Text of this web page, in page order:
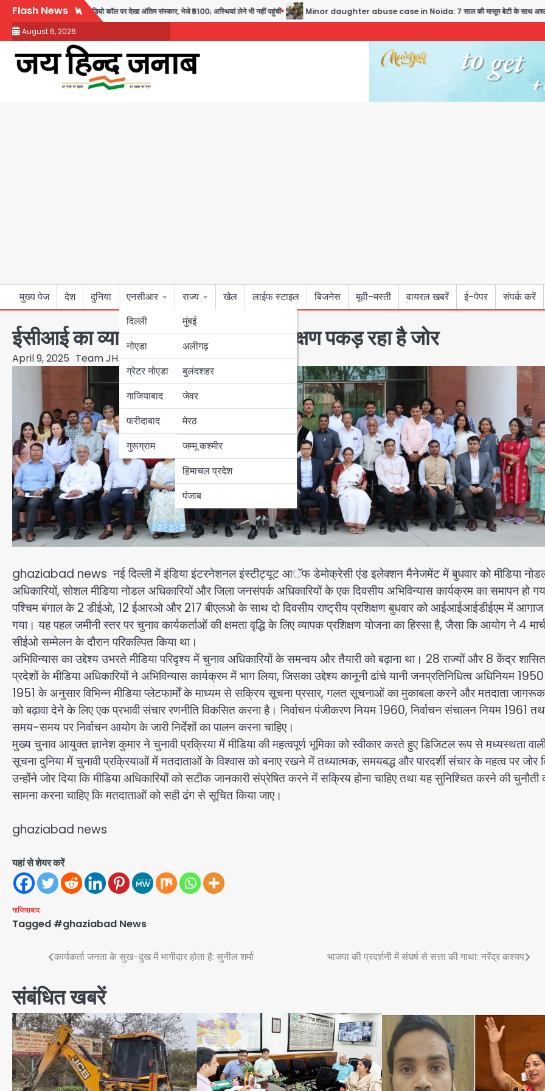
Skip
content
Flash News
तीनों बेटियों ने वीडियो कॉल पर देखा अंतिम संस्कार, भेजे ₹5100; अस्थियां लेने भी नहीं पहुंचीं Minor daughter abuse case in Noida: 7 साल की मासूम बेटी के साथ अश्लील हरकत करने
August 6, 2026
मुख्य पेज देश दुनिया
एनसीआर
दिल्ली
नोएडा
ग्रेटर नोएडा
गाजियाबाद
फरीदाबाद
गुरूग्राम
राज्य
मुंबई
उत्तर प्रदेश
अलीगढ़
बुलंदशहर
जेवर
मेरठ
बिहार
पंजाब
हरियाणा
जम्मू कश्मीर
हिमाचल प्रदेश
पंजाब
खेल लाईफ स्टाइल बिजनेस मूवी-मस्ती वायरल खबरें ई-पेपर संपर्क करें
ईसीआई का व्यापक जमीनी स्तर का प्रशिक्षण पकड़ रहा है जोर
April 9, 2025 Team JHJ
ghaziabad news नई दिल्ली में इंडिया इंटरनेशनल इंस्टीट्यूट आॅफ डेमोक्रेसी एंड इलेक्शन मैनेजमेंट में बुधवार को मीडिया
अधिकारियों, सोशल मीडिया नोडल अधिकारियों और जिला जनसंपर्क अधिकारियों के एक दिवसीय अभिविन्यास कार्यक्रम का समापन हो
पश्चिम बंगाल के 2 डीईओ, 12 ईआरओ और 217 बीएलओ के साथ दो दिवसीय राष्ट्रीय प्रशिक्षण बुधवार को आईआईआईडीईएम में आगाज
गया। यह पहल जमीनी स्तर पर चुनाव कार्यकर्ताओं की क्षमता वृद्धि के लिए व्यापक प्रशिक्षण योजना का हिस्सा है, जैसा कि आयोग ने 4
सीईओ सम्मेलन के दौरान परिकल्पित किया था।
अभिविन्यास का उद्देश्य उभरते मीडिया परिदृश्य में चुनाव अधिकारियों के समन्वय और तैयारी को बढ़ाना था। 28 राज्यों और 8 केंद्र शासित
प्रदेशों के मीडिया अधिकारियों ने अभिविन्यास कार्यक्रम में भाग लिया, जिसका उद्देश्य कानूनी ढांचे यानी जनप्रतिनिधित्व अधिनियम
1951 के अनुसार विभिन्न मीडिया प्लेटफार्मों के माध्यम से सक्रिय सूचना प्रसार, गलत सूचनाओं का मुकाबला करने और मतदाता
को बढ़ावा देने के लिए एक प्रभावी संचार रणनीति विकसित करना है। निर्वाचन पंजीकरण नियम 1960, निर्वाचन संचालन नियम 1961
समय-समय पर निर्वाचन आयोग के जारी निर्देशों का पालन करना चाहिए।
मुख्य चुनाव आयुक्त ज्ञानेश कुमार ने चुनावी प्रक्रिया में मीडिया की महत्वपूर्ण भूमिका को स्वीकार करते हुए डिजिटल रूप से मध्यस्थता
सूचना दुनिया में चुनावी प्रक्रियाओं में मतदाताओं के विश्वास को बनाए रखने में तथ्यात्मक, समयबद्ध और पारदर्शी संचार के महत्व पर जोर
उन्होंने जोर दिया कि मीडिया अधिकारियों को सटीक जानकारी संप्रेषित करने में सक्रिय होना चाहिए तथा यह सुनिश्चित करने की चुनौती
सामना करना चाहिए कि मतदाताओं को सही ढंग से सूचित किया जाए।
ghaziabad news
यहां से शेयर करें
गाजियाबाद
Tagged #ghaziabad News
navigation
कार्यकर्ता जनता के सुख-दुख में भागीदार होता है: सुनील शर्मा भाजपा की प्रदर्शनी में संघर्ष से सत्ता की गाथा: नरेंद्र कश्यप
संबंधित खबरें